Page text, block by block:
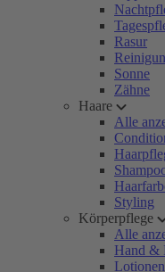
Rasur
Sonne
Zähne
Haare
Alle
Styling
Körperpflege
Alle
Hand &
Lotionen